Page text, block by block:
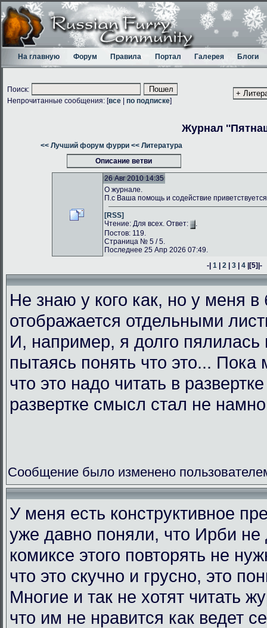
На главную Форум Правила Портал Галерея Блоги
Поиск:
Непрочитанные сообщения: [все по подписке]
Журнал
<< Лучший форум фурри << Литература
Описание ветви
26 Авг 2010 14:35
О журнале.
П.с Ваша помощь и содействие
[RSS]
Чтение: Для всех. Ответ:
.
Постов: 119.
Страница № 5 / 5.
Последнее 25 Апр 2026 07:49.
-|1 |2 |3 |4 |[5]|-
Не знаю у кого как, но у меня в
отображается отдельными
И, например, я долго пялилась
пытаясь понять что это... Пока
что это надо читать в
развертке смысл стал не
Сообщение было изменено
У меня есть конструктивное
уже давно поняли, что Ирби не
комиксе этого повторять не
что это скучно и грусно, это
Многие и так не хотят читать
что им не нравится как ведет